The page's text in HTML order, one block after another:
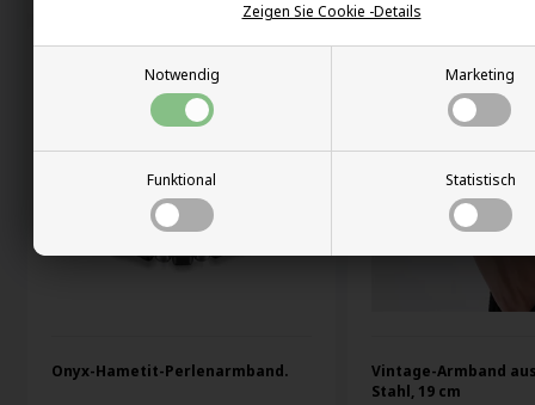
Notwendig Marketing
Funktional Statistisch
Zeigen Sie Cookie -Details
Onyx-Hametit-Perlenarmband.
Vintage-Armband
Stahl, 19 cm